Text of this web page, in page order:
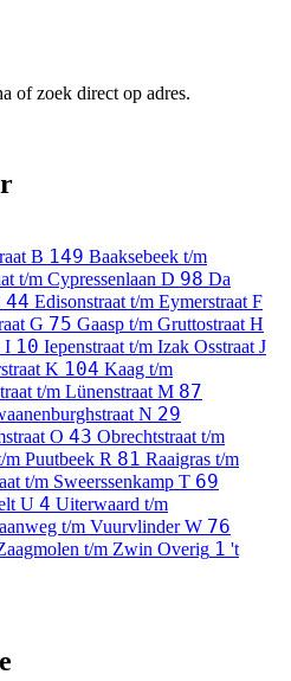
of zoek direct op adres.
B 149 Baaksebeek t/m
t/m Cypressenlaan D 98 Da
44 Edisonstraat t/m Eymerstraat F
G 75 Gaasp t/m Gruttostraat H
I 10 Iepenstraat t/m Izak Osstraat J
K 104 Kaag t/m
t/m Lünenstraat M 87
N 29
O 43 Obrechtstraat t/m
m Puutbeek R 81 Raaigras t/m
t/m Sweerssenkamp T 69
U 4 Uiterwaard t/m
t/m VuurvlinderW 76
t/m Zwin Overig 1 't